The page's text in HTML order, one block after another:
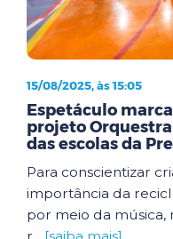
15/08/2025, às 15:05
Espetáculo
projeto
das escolas da
Para conscientizar
importância da
por meio da música,
r... [saiba mais]